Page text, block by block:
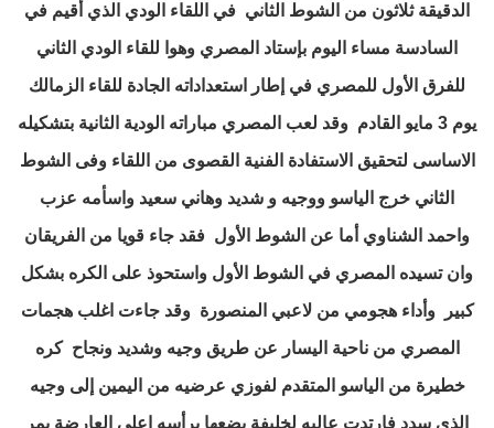
الدقيقة ثلاثون من الشوط الثاني في اللقاء الودي الذي أقيم في
السادسة مساء اليوم بإستاد المصري وهوا للقاء الودي الثاني
للفرق الأول للمصري في إطار استعداداته الجادة للقاء الزمالك
يوم 3 مايو القادم وقد لعب المصري مباراته الودية الثانية بتشكيله
الاساسى لتحقيق الاستفادة الفنية القصوى من اللقاء وفى الشوط
الثاني خرج الياسو ووجيه و شديد وهاني سعيد واسأمه عزب
واحمد الشناوي أما عن الشوط الأول فقد جاء قويا من الفريقان
وان تسيده المصري في الشوط الأول واستحوذ على الكره بشكل
كبير وأداء هجومي من لاعبي المنصورة وقد جاءت اغلب هجمات
المصري من ناحية اليسار عن طريق وجيه وشديد ونجاح كره
خطيرة من الياسو المتقدم لفوزي عرضيه من اليمين إلى وجيه
الذي سدد فارتدت عاليه لخليفة يضعها برأسه اعلي العارضة يمر